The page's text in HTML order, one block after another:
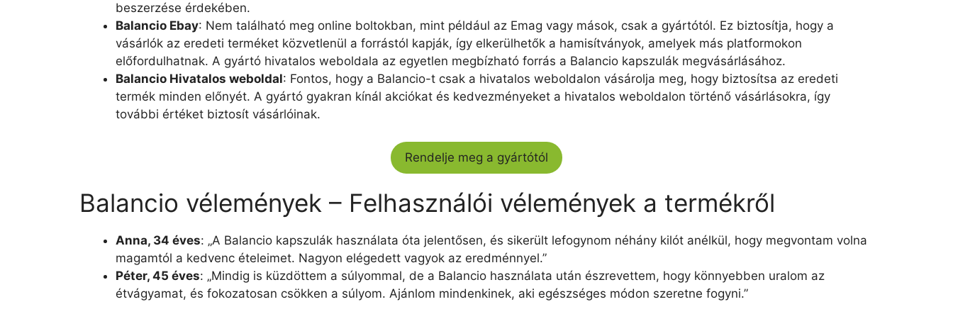
beszerzése érdekében.
Balancio Ebay: Nem található meg online boltokban, mint például az Emag vagy mások, csak a gyártótól. Ez biztosítja, hogy a
vásárlók az eredeti terméket közvetlenül a forrástól kapják, így elkerülhetők a hamisítványok, amelyek más platformokon
előfordulhatnak. A gyártó hivatalos weboldala az egyetlen megbízható forrás a Balancio kapszulák megvásárlásához.
Balancio Hivatalos weboldal: Fontos, hogy a Balancio-t csak a hivatalos weboldalon vásárolja meg, hogy biztosítsa az eredeti
termék minden előnyét. A gyártó gyakran kínál akciókat és kedvezményeket a hivatalos weboldalon történő vásárlásokra, így
további értéket biztosít vásárlóinak.
Rendelje meg a gyártótól
Balancio vélemények – Felhasználói vélemények a termékről
Anna, 34 éves: „A Balancio kapszulák használata óta jelentősen, és sikerült lefogynom néhány kilót anélkül, hogy megvontam volna
magamtól a kedvenc ételeimet. Nagyon elégedett vagyok az eredménnyel.”
Péter, 45 éves: „Mindig is küzdöttem a súlyommal, de a Balancio használata után észrevettem, hogy könnyebben uralom az
étvágyamat, és fokozatosan csökken a súlyom. Ajánlom mindenkinek, aki egészséges módon szeretne fogyni.”